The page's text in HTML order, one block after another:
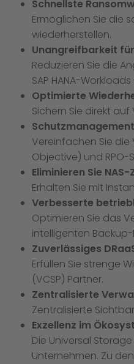
Schnellste
Ermöglichen Sie die
wiederherstellen.
Unangreifbarkeit
Reduzieren Sie die
SAP HANA-
Optimierte
Sichern Sie direkt
Vereinfachen Sie
Objective) und RPO-
Eliminieren Sie
Erhalten Sie mit
Verbesserte
Optimieren Sie das
intelligenten
Zuverlässiges
Erfüllen Sie strenge
(VCSP) Partner.
Zentralisierte
Zentralisierte
Exzellenz im
Die Universal
Unternehmen. Zu